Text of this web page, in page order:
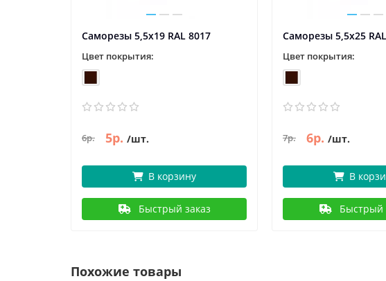
Саморезы 5,5х19 RAL 8017
Цвет покрытия:
6р. 5р. /шт.
В корзину
Быстрый заказ
Саморезы 5,5х25
Цвет покрытия:
7р. 6р. /шт.
В
Быстрый
Похожие товары